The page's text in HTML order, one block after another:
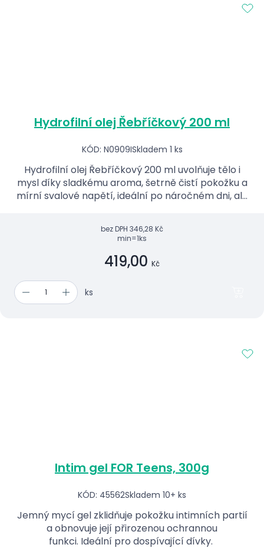
Hydrofilní olej Řebříčkový 200 ml
KÓD: N0909ISkladem 1 ks
Hydrofilní olej Řebříčkový 200 ml uvolňuje tělo i
mysl díky sladkému aroma, šetrně čistí pokožku a
mírní svalové napětí, ideální po náročném dni, ale
bez DPH 346,28 Kč
min=1ks
419,00 Kč
ks
Intim gel FOR Teens, 300g
KÓD: 45562Skladem 10+ ks
Jemný mycí gel zklidňuje pokožku intimních partií
a obnovuje její přirozenou ochrannou
funkci. Ideální pro dospívající dívky.